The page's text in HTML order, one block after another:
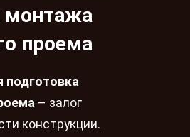
монтажа
проема
подготовка
– залог
конструкции.